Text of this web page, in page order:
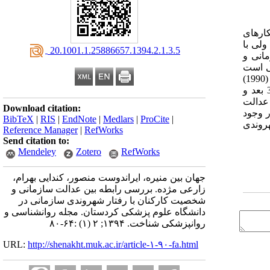
‎ 20.1001.1.25886657.1394.2.1.3.5
Download citation:
BibTeX | RIS | EndNote | Medlars | ProCite |
Reference Manager| RefWorks
Send citation to:
Mendeley
Zotero RefWorks
جهان بین منیره، ایراندوست منصور، کندایی بهرام،
زارعی مژده. بررسی رابطه بین عدالت سازمانی و
شخصیت کارکنان با رفتار شهروندی سازمانی در
دانشگاه علوم پزشکی کردستان. مجله روانشناسی و
روانپزشکی شناخت. ۱۳۹۴; ۲ (۱) :۶۴-۸۰
URL: http://shenakht.muk.ac.ir/article-۱-۹۰-fa.html
با
و
است
که جهت انتخاب نمونه‌های آماری از روش طبقه‌بندی تصادفی استفاده شده است و جهت گردآوری داده‌ها از پرسشنامه استاندارد پادساکف (1990)
به استناد مدل ارگان جهت سنجش رفتار شهروندی در قالب 5 بعد و پرسشنامه استاندارد نیهوف مورمن (1993) جهت سنجش عدالت با 3 بعد و
که بین عدالت
وجود